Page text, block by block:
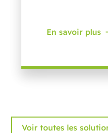
En savoir plus
Voir toutes les